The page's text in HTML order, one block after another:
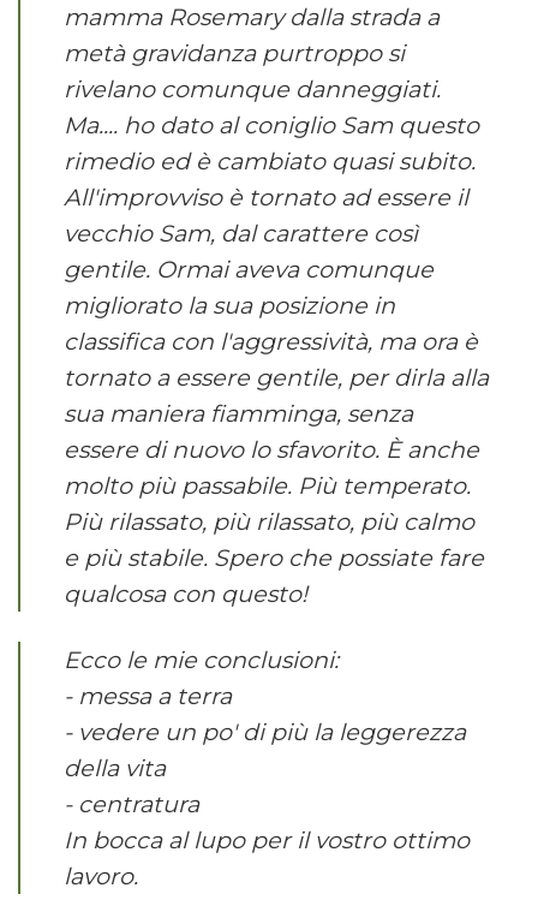
mamma Rosemary dalla strada a
metà gravidanza purtroppo si
rivelano comunque danneggiati.
Ma.... ho dato al coniglio Sam questo
rimedio ed è cambiato quasi subito.
All'improvviso è tornato ad essere il
vecchio Sam, dal carattere così
gentile. Ormai aveva comunque
migliorato la sua posizione in
classifica con l'aggressività, ma ora è
tornato a essere gentile, per dirla alla
sua maniera fiamminga, senza
essere di nuovo lo sfavorito. È anche
molto più passabile. Più temperato.
Più rilassato, più rilassato, più calmo
e più stabile. Spero che possiate fare
qualcosa con questo!
Ecco le mie conclusioni:
- messa a terra
- vedere un po' di più la leggerezza
della vita
- centratura
In bocca al lupo per il vostro ottimo
lavoro.